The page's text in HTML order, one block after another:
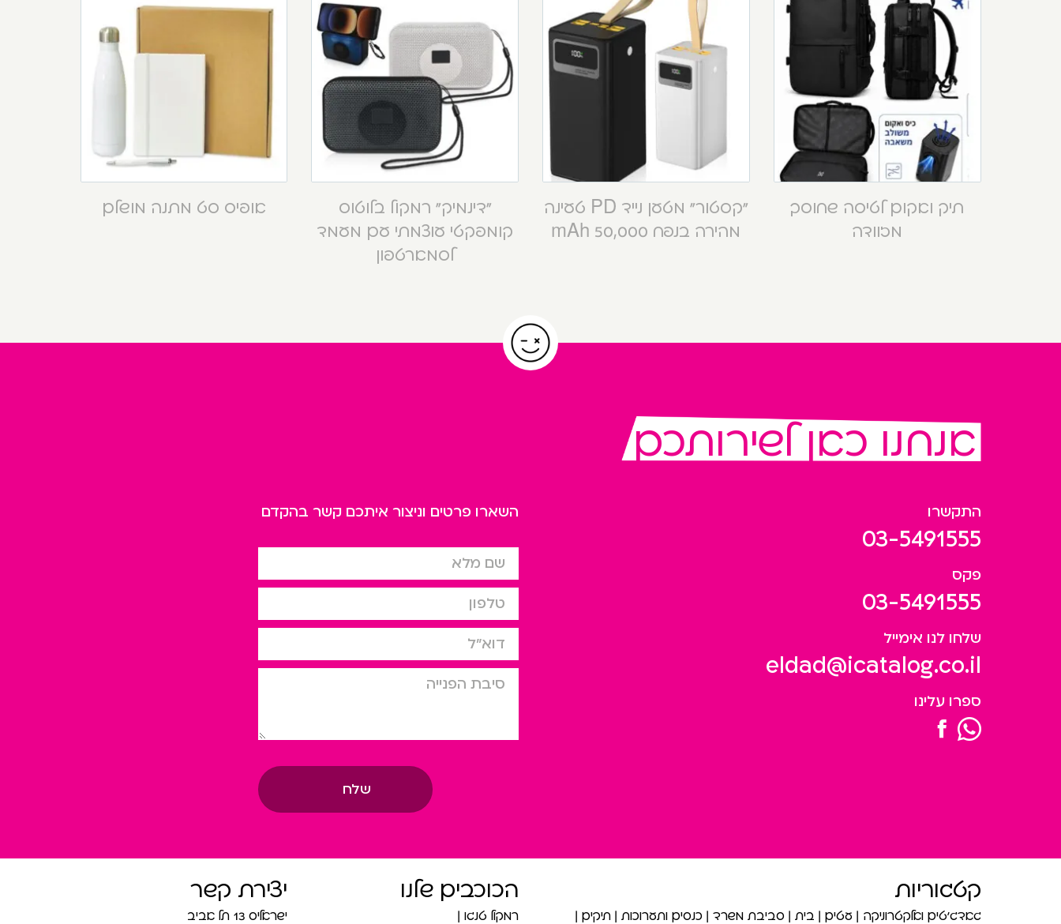
תיק ואקום לטיסה שחוסך
מזוודה
“קסטור” מטען נייד PD טעינה
מהירה בנפח 50,000 mAh
“דינמיק” רמקול בלוטוס
קומפקטי עוצמתי עם מעמד
לסמארטפון
אופיס סט מתנה מושלם
אנחנו כאן לשירותכם
התקשרו
03-5491555
פקס
03-5491555
שלחו לנו אימייל
eldad@icatalog.co.il
ספרו עלינו
השארו פרטים וניצור איתכם קשר בהקדם
שם מלא
טלפון
דוא”ל
סיבת הפניה
שלח
קטגוריות
גאדג’טים ואלקטרוניקה עטים בית סביבת משרד כנסים ותערוכות תיקים
הכוכבים שלנו
רמקול טנגו
יצירת קשר
ישראליס 13 תל אביב